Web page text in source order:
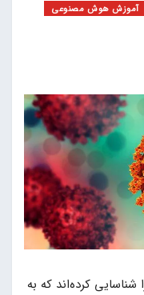
آموزش هوش مصنوعی
کرده‌اند که به